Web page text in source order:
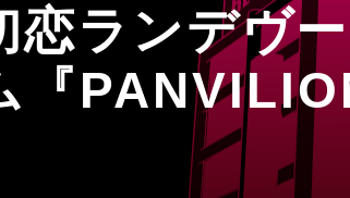
恋ランデヴ
『